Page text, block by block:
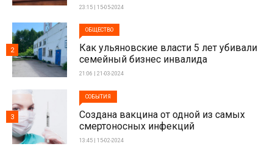
23:15 | 15-05-2024
ОБЩЕСТВО
Как ульяновские власти 5 лет убивали
семейный бизнес инвалида
21:06 | 21-03-2024
2
СОБЫТИЯ
Создана вакцина от одной из самых
смертоносных инфекций
13:45 | 15-02-2024
3